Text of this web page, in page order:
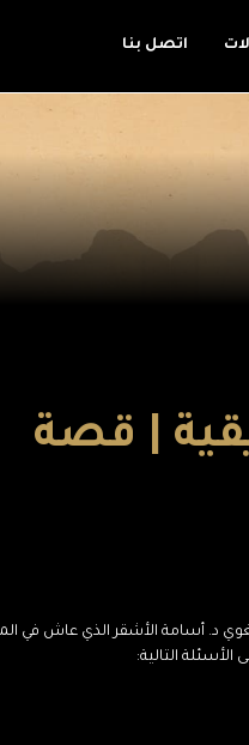
اتصل بنا
| قصة
د. أسامة الأشقر الذي عاش في